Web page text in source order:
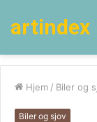
artindex
Hjem / Biler og
Biler og sjov